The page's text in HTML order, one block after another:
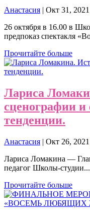
Анастасия | Окт 31, 2021
26 октября в 16.00 в
предпоказ спектакля
Прочитайте больше
Лариса
сценографии и
тенденции.
Анастасия | Окт 26, 2021
Лариса Ломакина —
педагог Школы-студии...
Прочитайте больше